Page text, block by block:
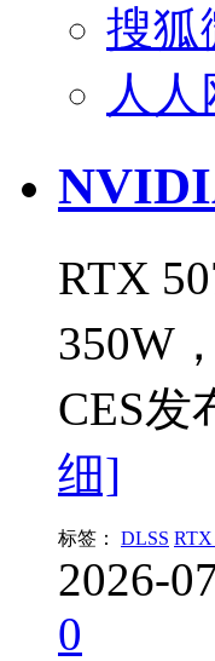
搜狐
人人
RTX
350W
CES发
细]
标签： DLSS RTX
2026-
0